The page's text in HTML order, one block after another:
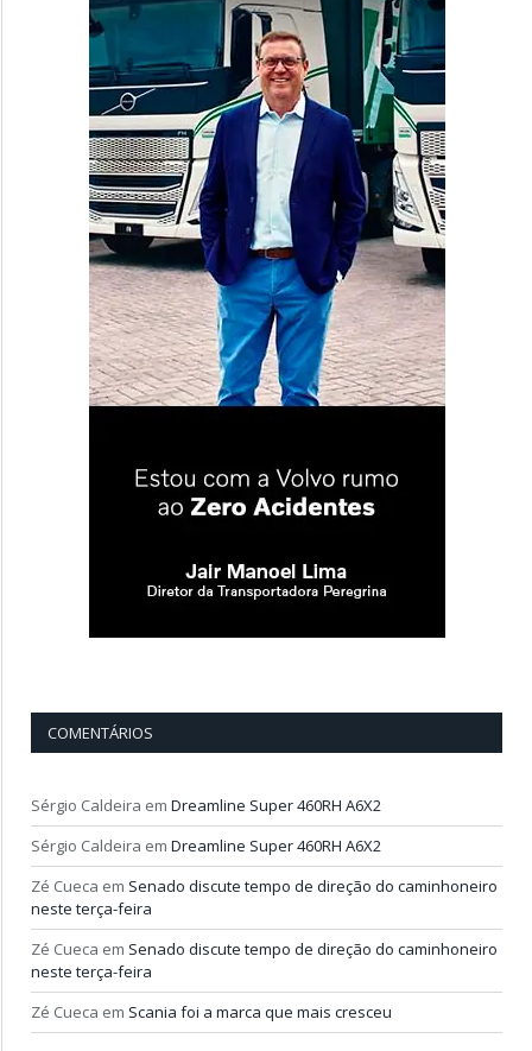
COMENTÁRIOS
Sérgio Caldeira em Dreamline Super 460RH A6X2
Sérgio Caldeira em Dreamline Super 460RH A6X2
Zé Cueca em Senado discute tempo de direção do caminhoneiro
neste terça-feira
Zé Cueca em Senado discute tempo de direção do caminhoneiro
neste terça-feira
Zé Cueca em Scania foi a marca que mais cresceu